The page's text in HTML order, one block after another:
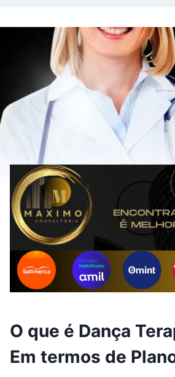
O que é Dança
Em termos de